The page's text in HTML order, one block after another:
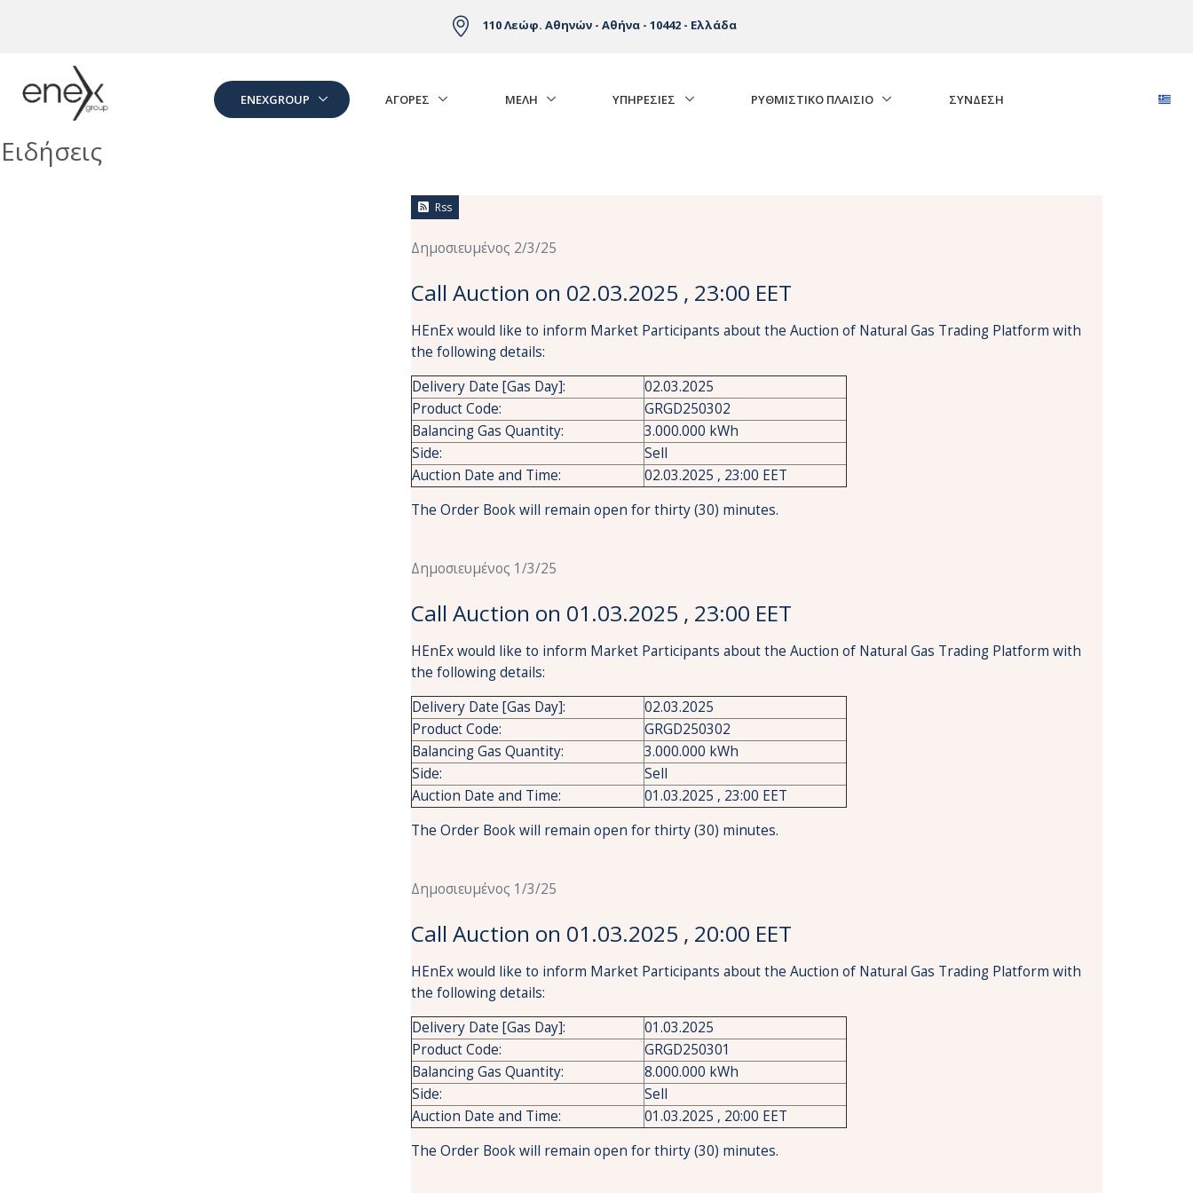
110 Λεώφ. Αθηνών - Αθήνα - 10442 - Ελλάδα
ENEXGROUP ΑΓΟΡΈΣ ΜΕΛΗ ΥΠΗΡΕΣΙΕΣ ΡΥΘΜΙΣΤΙΚΟ ΠΛΑΙΣΙΟ ΣΎΝΔΕΣΗ
Ειδήσεις
Rss
Δημοσιευμένος 2/3/25
Call Auction on 02.03.2025 , 23:00 EET
HEnEx would like to inform Market Participants about the Auction of Natural Gas Trading Platform with
the following details:
Delivery Date [Gas Day]:
02.03.2025
Product Code:
GRGD250302
Balancing Gas Quantity:
3.000.000 kWh
Side:
Sell
Auction Date and Time:
02.03.2025 , 23:00 EET
The Order Book will remain open for thirty (30) minutes.
Δημοσιευμένος 1/3/25
Call Auction on 01.03.2025 , 23:00 EET
HEnEx would like to inform Market Participants about the Auction of Natural Gas Trading Platform with
the following details:
Delivery Date [Gas Day]:
02.03.2025
Product Code:
GRGD250302
Balancing Gas Quantity:
3.000.000 kWh
Side:
Sell
Auction Date and Time:
01.03.2025 , 23:00 EET
The Order Book will remain open for thirty (30) minutes.
Δημοσιευμένος 1/3/25
Call Auction on 01.03.2025 , 20:00 EET
HEnEx would like to inform Market Participants about the Auction of Natural Gas Trading Platform with
the following details:
Delivery Date [Gas Day]:
01.03.2025
Product Code:
GRGD250301
Balancing Gas Quantity:
8.000.000 kWh
Side:
Sell
Auction Date and Time:
01.03.2025 , 20:00 EET
The Order Book will remain open for thirty (30) minutes.